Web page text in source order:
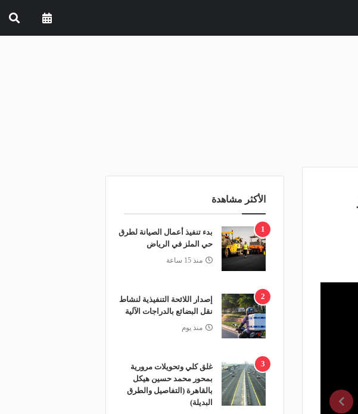
الأكثر مشاهدة
1
بدء تنفيذ أعمال الصيانة لطرق
حي الملز في الرياض
منذ 15 ساعة
2
إصدار اللائحة التنفيذية لنشاط
نقل البضائع بالدراجات الآلية
منذ يوم
3
غلق كلي وتحويلات مرورية
بمحور محمد حسين هيكل
بالقاهرة (التفاصيل والطرق
البديلة)